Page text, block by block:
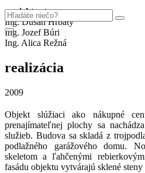
projektant
Ing. Dušan Hrbatý
Ing. Jozef Búri
Ing. Alica Režná
realizácia
2009
Objekt slúžiaci ako nákupné
prenajímateľnej plochy sa
služieb. Budova sa skladá z
podlažného garážového domu.
skeletom a ľahčenými
fasádu objektu vytvárajú sklené steny